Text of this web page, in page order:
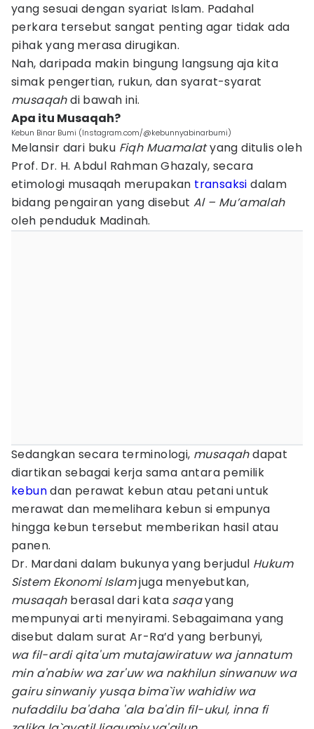
yang sesuai dengan syariat Islam. Padahal
perkara tersebut sangat penting agar tidak ada
pihak yang merasa dirugikan.
Nah, daripada makin bingung langsung aja kita
simak pengertian, rukun, dan syarat-syarat
musaqahdi bawah ini.
Apa itu Musaqah?
Kebun Binar Bumi (Instagram.com/@kebunnyabinarbumi)
Melansir dari buku Fiqh Muamalatyang ditulis oleh
Prof. Dr. H. Abdul Rahman Ghazaly, secara
etimologi musaqah merupakan transaksi dalam
bidang pengairan yang disebut Al – Mu’amalah
oleh penduduk Madinah.
Sedangkan secara terminologi, musaqahdapat
diartikan sebagai kerja sama antara pemilik
kebundan perawat kebun atau petani untuk
merawat dan memelihara kebun si empunya
hingga kebun tersebut memberikan hasil atau
panen.
Dr. Mardani dalam bukunya yang berjudul Hukum
Sistem Ekonomi Islamjuga menyebutkan,
musaqahberasal dari kata saqayang
mempunyai arti menyirami. Sebagaimana yang
disebut dalam surat Ar-Ra’d yang berbunyi,
wa fil-ardi qita'um mutajawiratuw wa jannatum
min a'nabiw wa zar'uw wa nakhilun sinwanuw wa
gairu sinwaniy yusqa bima`iw wahidiw wa
nufaddilu ba'daha 'ala ba'din fil-ukul, inna fi